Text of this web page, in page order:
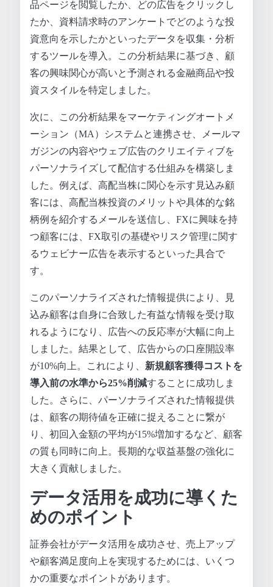
品ページを閲覧したか、どの広告をクリックし
たか、資料請求時のアンケートでどのような投
資意向を示したかといったデータを収集・分析
するツールを導入。この分析結果に基づき、顧
客の興味関心が高いと予測される金融商品や投
資スタイルを特定しました。
次に、この分析結果をマーケティングオートメ
ーション（MA）システムと連携させ、メールマ
ガジンの内容やウェブ広告のクリエイティブを
パーソナライズして配信する仕組みを構築しま
した。例えば、高配当株に関心を示す見込み顧
客には、高配当株投資のメリットや具体的な銘
柄例を紹介するメールを送信し、FXに興味を持
つ顧客には、FX取引の基礎やリスク管理に関す
るウェビナー広告を表示するといった具合で
す。
このパーソナライズされた情報提供により、見
込み顧客は自身に合致した有益な情報を受け取
れるようになり、広告への反応率が大幅に向上
しました。結果として、広告からの口座開設率
が10%向上。これにより、 新規顧客獲得コストを
導入前の水準から25%削減することに成功しま
した。さらに、パーソナライズされた情報提供
は、顧客の期待値を正確に捉えることに繋が
り、初回入金額の平均が15%増加するなど、顧客
の質も同時に向上。長期的な収益基盤の強化に
大きく貢献しました。
データ活用を成功に導くた
めのポイント
証券会社がデータ活用を成功させ、売上アップ
や顧客満足度向上を実現するためには、いくつ
かの重要なポイントがあります。